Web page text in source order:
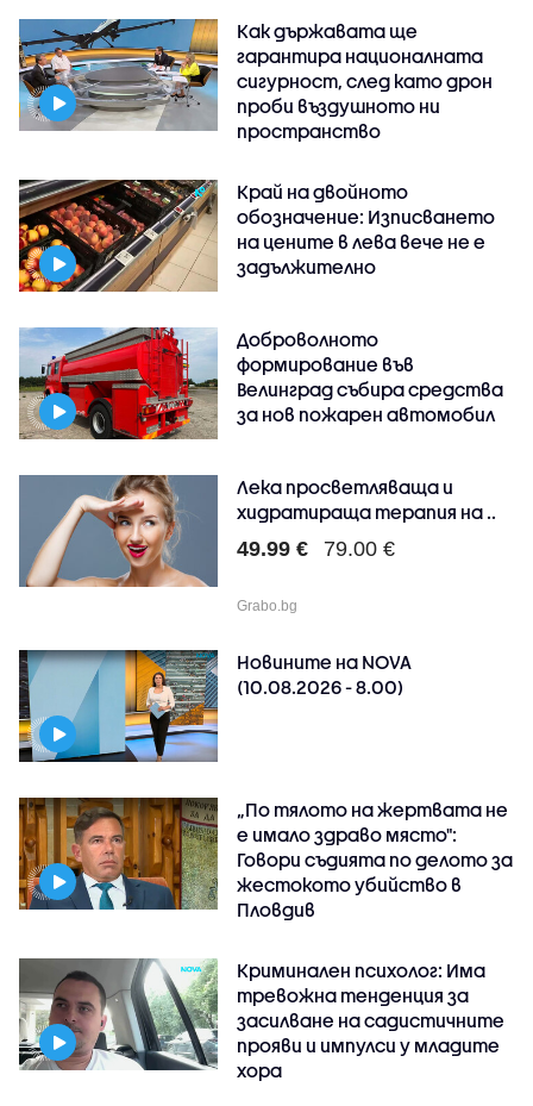
Как държавата ще
гарантира националната
сигурност, след като дрон
проби въздушното ни
пространство
Край на двойното
обозначение: Изписването
на цените в лева вече не е
задължително
Доброволното
формирование във
Велинград събира средства
за нов пожарен автомобил
Лека просветляваща и
хидратираща терапия на ..
49.99 € 79.00 €
Grabo.bg
Новините на NOVA
(10.08.2026 - 8.00)
„По тялото на жертвата не
е имало здраво място":
Говори съдията по делото за
жестокото убийство в
Пловдив
Криминален психолог: Има
тревожна тенденция за
засилване на садистичните
прояви и импулси у младите
хора